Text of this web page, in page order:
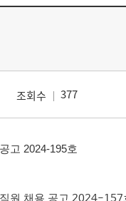
조회수 377
고 2024-195호
원 채용 공고